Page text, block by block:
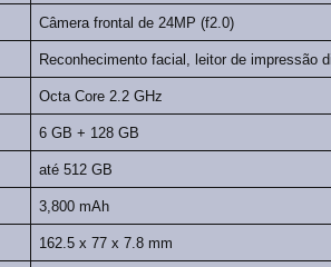
Câmera frontal de 24MP (f2.0)
Reconhecimento facial, leitor de impressão
Octa Core 2.2 GHz
6 GB + 128 GB
até 512 GB
3,800 mAh
162.5 x 77 x 7.8 mm